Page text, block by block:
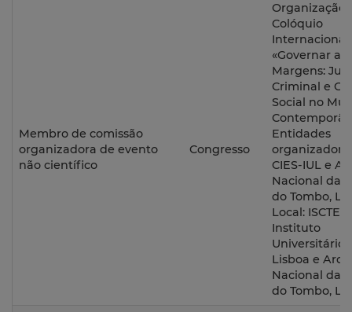
Membro de comissão
organizadora de evento
não científico
Congresso
Organização
Colóquio
Internacional
«Governar as
Margens:
Criminal e
Social no
Entidades
CIES-IUL e
Nacional da
do Tombo,
Local: ISCTE –
Instituto
Universitário
Lisboa e
Nacional da
do Tombo,